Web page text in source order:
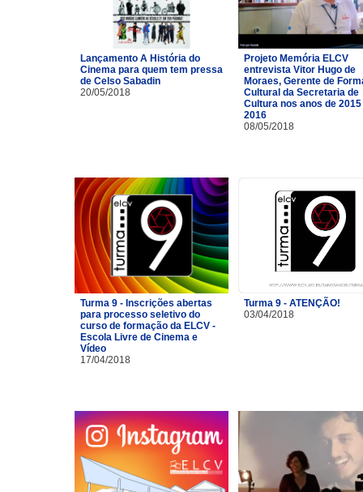
Lançamento A História do
Cinema para quem tem pressa
de Celso Sabadin
20/05/2018
Projeto Memória ELCV
entrevista Vitor Hugo de
Moraes, Gerente de
Cultural da Secretaria de
Cultura nos anos de 2015
2016
08/05/2018
Turma 9 - Inscrições abertas
para processo seletivo do
curso de formação da ELCV -
Escola Livre de Cinema e
Vídeo
17/04/2018
Turma 9 - ATENÇÃO!
03/04/2018